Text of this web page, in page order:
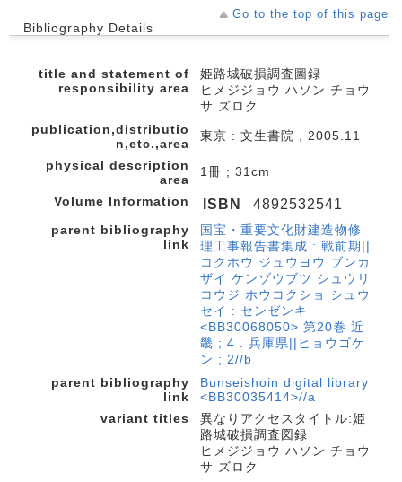
Go to the top of this page
Bibliography Details
title and statement of
responsibility area
姫路城破損調査圖録
ヒメジジョウ ハソン チョウ
サ ズロク
publication,distributio
n,etc.,area
東京 : 文生書院 , 2005.11
physical description
area
1冊 ; 31cm
Volume Information ISBN 4892532541
parent bibliography
link
国宝・重要文化財建造物修
理工事報告書集成 : 戦前期||
コクホウ ジュウヨウ ブンカ
ザイ ケンゾウブツ シュウリ
コウジ ホウコクショ シュウ
セイ : センゼンキ
<BB30068050> 第20巻 近
畿 ; 4 . 兵庫県||ヒョウゴケ
ン ; 2//b
parent bibliography
link
Bunseishoin digital library
<BB30035414>//a
variant titles
異なりアクセスタイトル:姫
路城破損調査図録
ヒメジジョウ ハソン チョウ
サ ズロク